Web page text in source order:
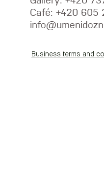
Café: +420 605
Business terms and